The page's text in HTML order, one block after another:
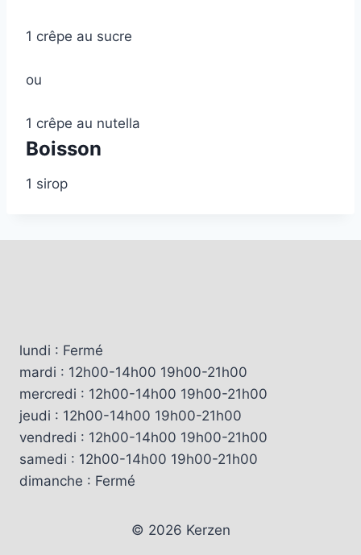
1 crêpe au sucre
ou
1 crêpe au nutella
Boisson
1 sirop
lundi : Fermé
mardi : 12h00-14h00 19h00-21h00
mercredi : 12h00-14h00 19h00-21h00
jeudi : 12h00-14h00 19h00-21h00
vendredi : 12h00-14h00 19h00-21h00
samedi : 12h00-14h00 19h00-21h00
dimanche : Fermé
© 2026 Kerzen